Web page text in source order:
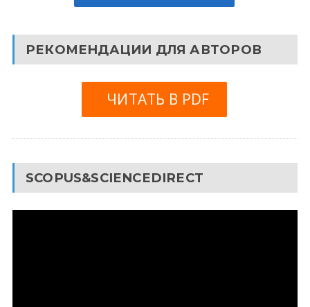
РЕКОМЕНДАЦИИ ДЛЯ АВТОРОВ
ЧИТАТЬ В PDF
SCOPUS&SCIENCEDIRECT